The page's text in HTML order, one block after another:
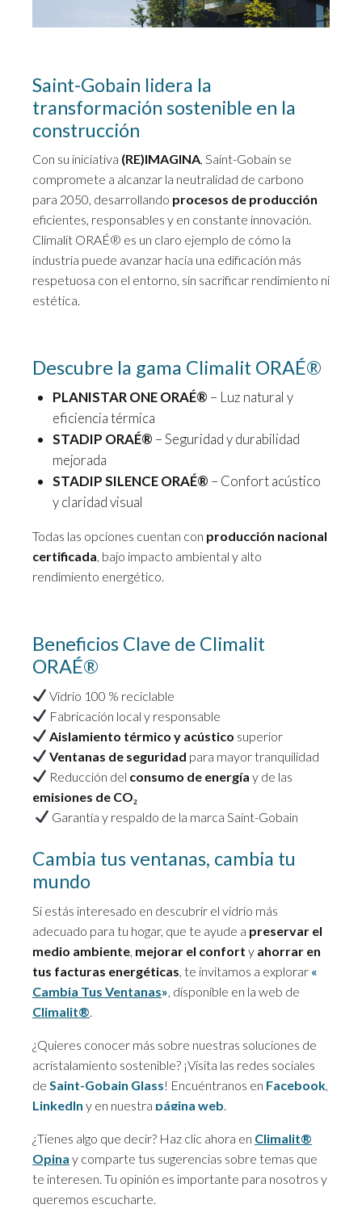
Saint-Gobain lidera la
transformación sostenible en la
construcción
Con su iniciativa (RE)IMAGINA, Saint-Gobain se
compromete a alcanzar la neutralidad de carbono
para 2050, desarrollando procesos de producción
eficientes, responsables y en constante innovación.
Climalit ORAÉ® es un claro ejemplo de cómo la
industria puede avanzar hacia una edificación más
respetuosa con el entorno, sin sacrificar rendimiento ni
estética.
Descubre la gama Climalit ORAÉ®
PLANISTAR ONE ORAÉ® – Luz natural y
eficiencia térmica
STADIP ORAÉ® – Seguridad y durabilidad
mejorada
STADIP SILENCE ORAÉ® – Confort acústico
y claridad visual
Todas las opciones cuentan con producción nacional
certificada, bajo impacto ambiental y alto
rendimiento energético.
Beneficios Clave de Climalit
ORAÉ®
Vidrio 100 % reciclable
Fabricación local y responsable
Aislamiento térmico y acústico superior
Ventanas de seguridad para mayor tranquilidad
Reducción del consumo de energía y de las
emisiones de CO₂
Garantía y respaldo de la marca Saint-Gobain
Cambia tus ventanas, cambia tu
mundo
Si estás interesado en descubrir el vidrio más
adecuado para tu hogar, que te ayude a preservar el
medio ambiente mejorar el confort y ahorrar en
tus facturas energéticas , te invitamos a explorar «
Cambia Tus Ventanas» , disponible en la web de
Climalit®
¿Quieres conocer más sobre nuestras soluciones de
acristalamiento sostenible? ¡Visita las redes sociales
de Saint-Gobain Glass! Encuéntranos en Facebook
LinkedIn y en nuestra página web
¿Tienes algo que decir? Haz clic ahora en Climalit®
Opina y comparte tus sugerencias sobre temas que
te interesen. Tu opinión es importante para nosotros y
queremos escucharte.